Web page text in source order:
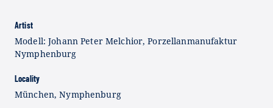
Artist
Modell: Johann Peter Melchior, Porzellanmanufaktur
Nymphenburg
Locality
München, Nymphenburg